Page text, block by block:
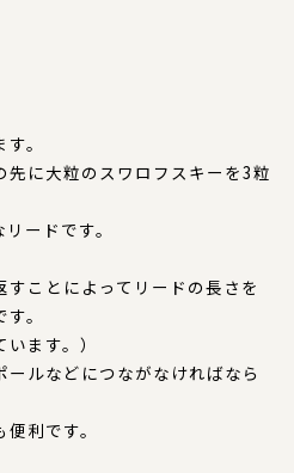
ムプレート
。
先に大粒のスワロフスキーを3粒
ードです。
ことによってリードの長さを
。
ます。）
ルなどにつながなければなら
便利です。